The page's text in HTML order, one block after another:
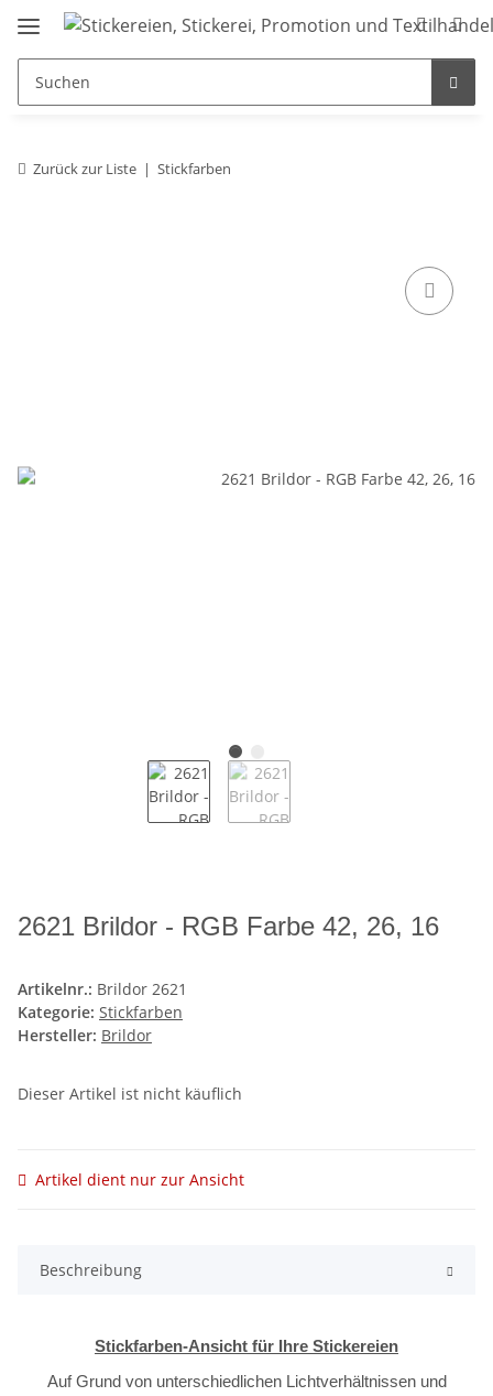
Zurück zur Liste Stickfarben
2621 Brildor - RGB Farbe 42, 26, 16
Artikelnr.: Brildor 2621
Kategorie: Stickfarben
Hersteller: Brildor
Dieser Artikel ist nicht käuflich
Artikel dient nur zur Ansicht
Beschreibung
Stickfarben-Ansicht für Ihre Stickereien
Auf Grund von unterschiedlichen Lichtverhältnissen und